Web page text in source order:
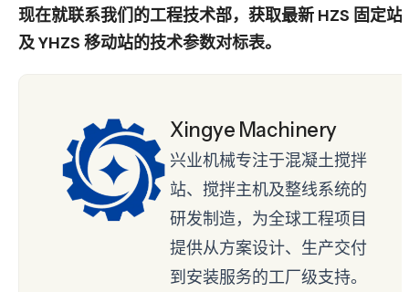
现在就联系我们的工程技术部，获取最新 HZS 固定站
及 YHZS 移动站的技术参数对标表。
Xingye Machinery
兴业机械专注于混凝土搅拌
站、搅拌主机及整线系统的
研发制造，为全球工程项目
提供从方案设计、生产交付
到安装服务的工厂级支持。